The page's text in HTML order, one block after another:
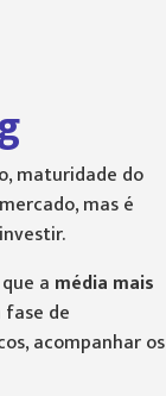
maturidade do
mas é
a média mais
de
acompanhar os